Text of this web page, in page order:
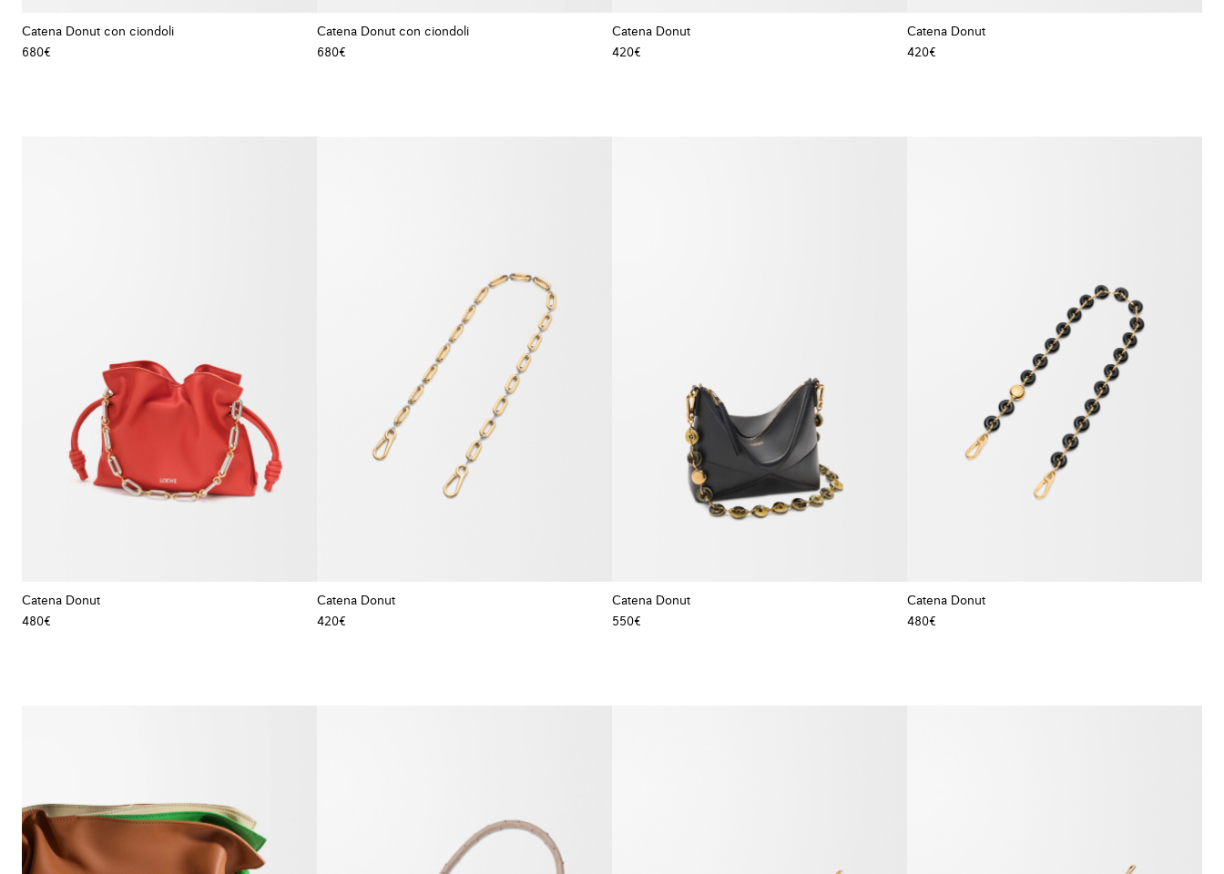
Catena Donut con ciondoli
680€
Catena Donut con ciondoli
680€
Catena Donut
420€
Catena Donut
420€
Catena Donut
480€
Catena Donut
420€
Catena Donut
550€
Catena Donut
480€